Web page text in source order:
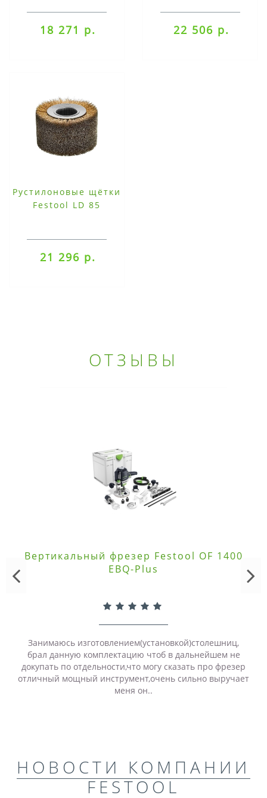
18 271 р. 22 506 р.
Рустилоновые щётки
Festool LD 85
21 296 р.
ОТЗЫВЫ
Вертикальный фрезер Festool OF 1400
EBQ-Plus
Занимаюсь изготовлением(установкой)столешниц,
брал данную комплектацию чтоб в дальнейшем не
докупать по отдельности,что могу сказать про фрезер
отличный мощный инструмент,очень сильно выручает
меня он..
НОВОСТИ КОМПАНИИ
FESTOOL